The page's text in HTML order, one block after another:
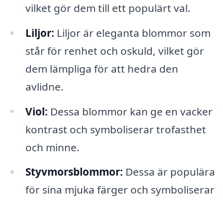
vilket gör dem till ett populärt val.
Liljor: Liljor är eleganta blommor som
står för renhet och oskuld, vilket gör
dem lämpliga för att hedra den
avlidne.
Viol: Dessa blommor kan ge en vacker
kontrast och symboliserar trofasthet
och minne.
Styvmorsblommor: Dessa är populära
för sina mjuka färger och symboliserar